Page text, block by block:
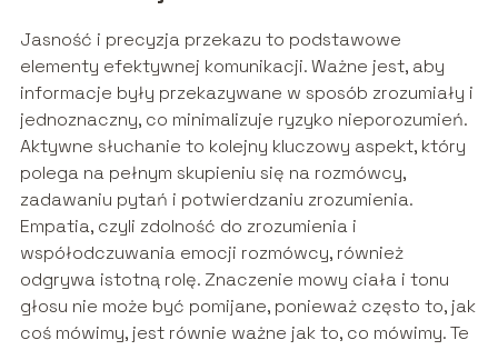
Jasność i precyzja przekazu to podstawowe
elementy efektywnej komunikacji. Ważne jest, aby
informacje były przekazywane w sposób zrozumiały i
jednoznaczny, co minimalizuje ryzyko nieporozumień.
Aktywne słuchanie to kolejny kluczowy aspekt, który
polega na pełnym skupieniu się na rozmówcy,
zadawaniu pytań i potwierdzaniu zrozumienia.
Empatia, czyli zdolność do zrozumienia i
współodczuwania emocji rozmówcy, również
odgrywa istotną rolę. Znaczenie mowy ciała i tonu
głosu nie może być pomijane, ponieważ często to, jak
coś mówimy, jest równie ważne jak to, co mówimy. Te